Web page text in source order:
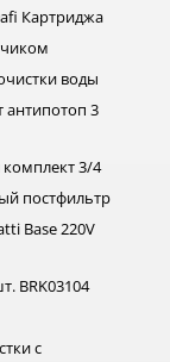
Картриджа
воды
антипотоп 3
3/4
постфильтр
Base 220V
BRK03104
с